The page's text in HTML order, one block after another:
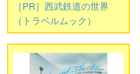
［PR］西武鉄道の世界
（トラベルムック）